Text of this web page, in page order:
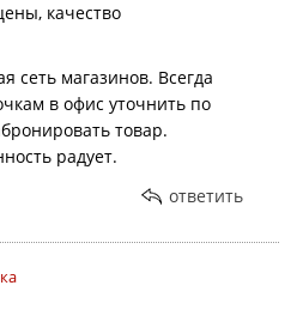
качество
сеть магазинов. Всегда
в офис уточнить по
товар.
радует.
ответить